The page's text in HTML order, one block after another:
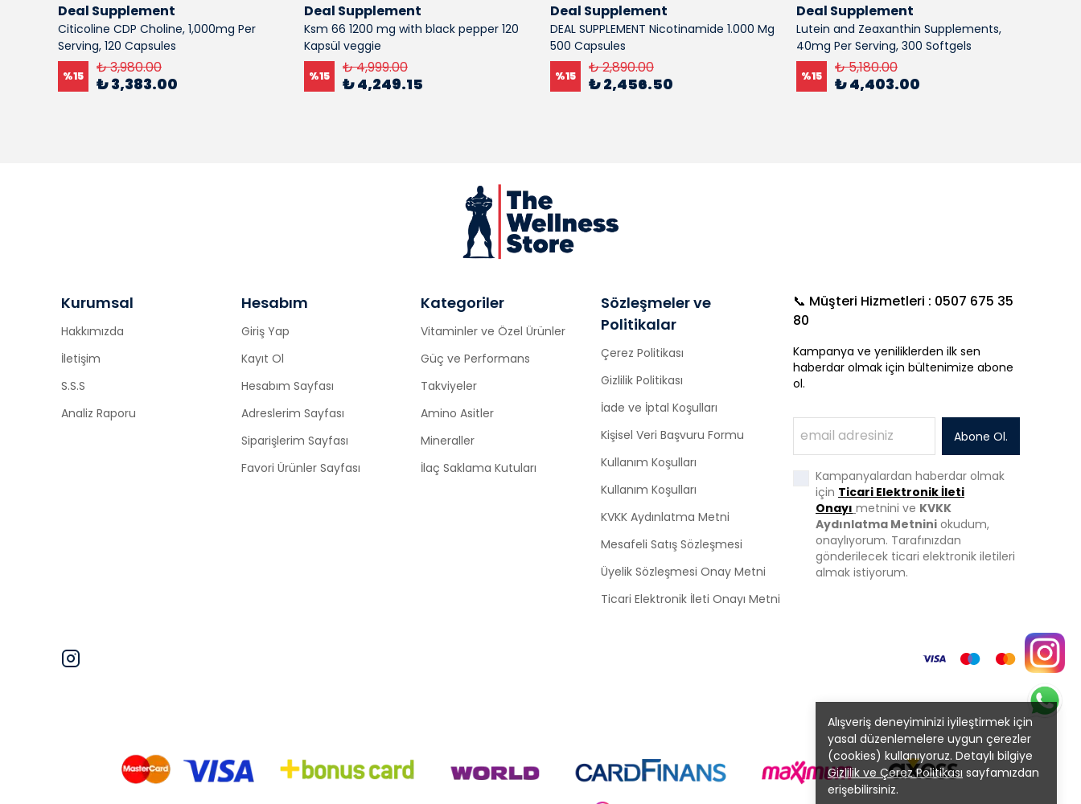
Alışveriş deneyiminizi iyileştirmek için
yasal düzenlemelere uygun çerezler
(cookies) kullanıyoruz. Detaylı bilgiye
Gizlilik ve Çerez Politikası sayfamızdan
erişebilirsiniz.
Deal Supplement
Citicoline CDP Choline, 1,000mg Per
Serving, 120 Capsules
%15 ₺ 3,980.00
₺ 3,383.00
Deal Supplement
Ksm 66 1200 mg with black pepper 120
Kapsül veggie
%15 ₺ 4,999.00
₺ 4,249.15
Deal Supplement
DEAL SUPPLEMENT Nicotinamide 1.000 Mg
500 Capsules
%15 ₺ 2,890.00
₺ 2,456.50
Deal Supplement
Lutein and Zeaxanthin Supplements,
40mg Per Serving, 300 Softgels
%15 ₺ 5,180.00
₺ 4,403.00
Kurumsal
Hakkımızda
İletişim
S.S.S
Analiz Raporu
Hesabım
Giriş Yap
Kayıt Ol
Hesabım Sayfası
Adreslerim Sayfası
Siparişlerim Sayfası
Favori Ürünler Sayfası
Kategoriler
Vitaminler ve Özel Ürünler
Güç ve Performans
Takviyeler
Amino Asitler
Mineraller
İlaç Saklama Kutuları
Sözleşmeler ve
Politikalar
Çerez Politikası
Gizlilik Politikası
İade ve İptal Koşulları
Kişisel Veri Başvuru Formu
Kullanım Koşulları
Kullanım Koşulları
KVKK Aydınlatma Metni
Mesafeli Satış Sözleşmesi
Üyelik Sözleşmesi Onay Metni
Ticari Elektronik İleti Onayı Metni
📞 Müşteri Hizmetleri : 0507 675 35
80
Kampanya ve yeniliklerden ilk sen
haberdar olmak için bültenimize abone
ol.
Abone Ol.
Kampanyalardan haberdar olmak
için Ticari Elektronik İleti
Onayı metnini ve KVKK
Aydınlatma Metnini okudum,
onaylıyorum. Tarafınızdan
gönderilecek ticari elektronik iletileri
almak istiyorum.